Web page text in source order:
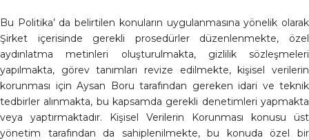
Bu Politika’ da belirtilen konuların uygulanmasına yönelik olarak
Şirket içerisinde gerekli prosedürler düzenlenmekte, özel
aydınlatma metinleri oluşturulmakta, gizlilik sözleşmeleri
yapılmakta, görev tanımları revize edilmekte, kişisel verilerin
korunması için Aysan Boru tarafından gereken idari ve teknik
tedbirler alınmakta, bu kapsamda gerekli denetimleri yapmakta
veya yaptırmaktadır. Kişisel Verilerin Korunması konusu üst
yönetim tarafından da sahiplenilmekte, bu konuda özel bir